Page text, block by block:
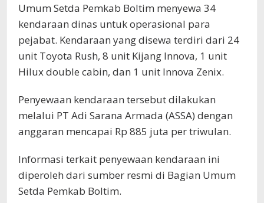
Umum Setda Pemkab Boltim menyewa 34
kendaraan dinas untuk operasional para
pejabat. Kendaraan yang disewa terdiri dari 24
unit Toyota Rush, 8 unit Kijang Innova, 1 unit
Hilux double cabin, dan 1 unit Innova Zenix.
Penyewaan kendaraan tersebut dilakukan
melalui PT Adi Sarana Armada (ASSA) dengan
anggaran mencapai Rp 885 juta per triwulan.
Informasi terkait penyewaan kendaraan ini
diperoleh dari sumber resmi di Bagian Umum
Setda Pemkab Boltim.